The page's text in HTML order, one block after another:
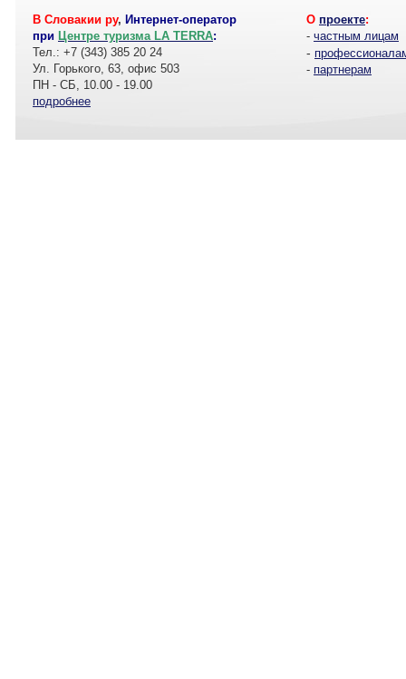
В Словакии ру, Интернет-оператор
при Центре туризма LA TERRA:
Тел.: +7 (343) 385 20 24
Ул. Горького, 63, офис 503
ПН - СБ, 10.00 - 19.00
подробнее
О проекте:
- частным лицам
-
- партнерам